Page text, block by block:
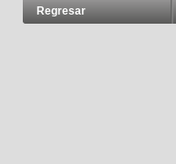
Regresar